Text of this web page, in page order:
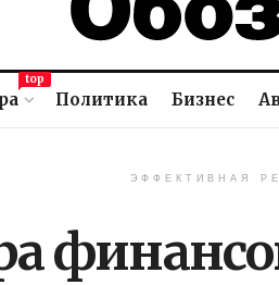
top
Политика Бизнес
ЭФФЕКТИВНАЯ